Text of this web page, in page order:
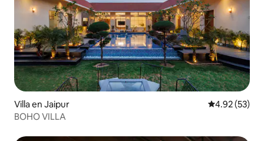
Villa en Jaipur Calificación
4.92 (53)
BOHO VILLA